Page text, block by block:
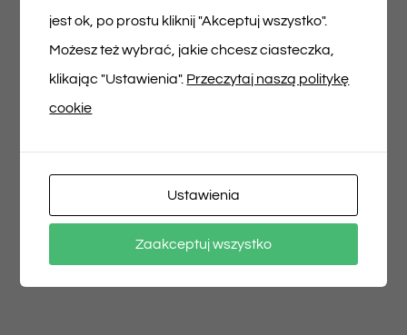
Udostępnij na
Facebooku
Tweet This Product
jest ok, po prostu kliknij "Akceptuj wszystko".
Możesz też wybrać, jakie chcesz ciasteczka,
klikając "Ustawienia". Przeczytaj naszą politykę
cookie
Ustawienia
Zaakceptuj wszystko